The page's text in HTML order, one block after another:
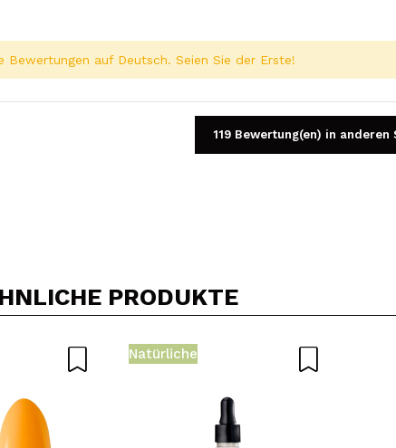
Bewertungen auf Deutsch. Seien Sie der Erste!
119 Bewertung(en) in anderen
PRODUKTE
Natürliche